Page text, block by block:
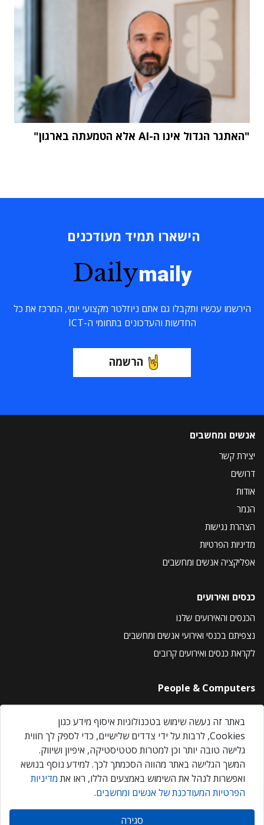
"האתגר הגדול אינו ה-AI אלא הטמעתה בארגון"
הישארו תמיד מעודכנים
Dailymaily
הירשמו עכשיו ותקבלו גם אתם ניוזלטר מקצועי יומי, המרכז את כל
החדשות והעדכונים בתחומי ה-ICT
הרשמה
אנשים ומחשבים
יצירת קשר
דרושים
אודות
הנמר
הצהרת נגישות
מדיניות הפרטיות
אפליקציה אנשים ומחשבים
כנסים ואירועים
הכנסים והאירועים שלנו
נצפיתם בכנסי ואירועי אנשים ומחשבים
לקראת כנסים ואירועים קרובים
People & Computers
About Us
Privacy Policy
Contact Us
Our Events
אנשים ומחשבים © 2026 – כל הזכויות שמורות
באתר זה נעשה שימוש בטכנולוגיות איסוף מידע כגון
Cookies, לרבות על ידי צדדים שלישיים, כדי לספק לך חווית
גלישה טובה יותר וכן למטרות סטטיסטיקה, איפיון ושיווק.
המשך הגלישה באתר מהווה הסכמתך לכך. למידע נוסף בנושא
ואפשרות לנהל את השימוש באמצעים הללו, ראו את מדיניות
הפרטיות המעודכנת של אנשים ומחשבים.
סגירה